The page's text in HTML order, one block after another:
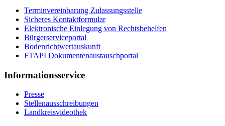
Terminvereinbarung Zulassungsstelle
Sicheres Kontaktformular
Elektronische Einlegung von Rechtsbehelfen
Bürgerserviceportal
Bodenrichtwertauskunft
FTAPI Dokumentenaustauschportal
Informationsservice
Presse
Stellenausschreibungen
Landkreisvideothek